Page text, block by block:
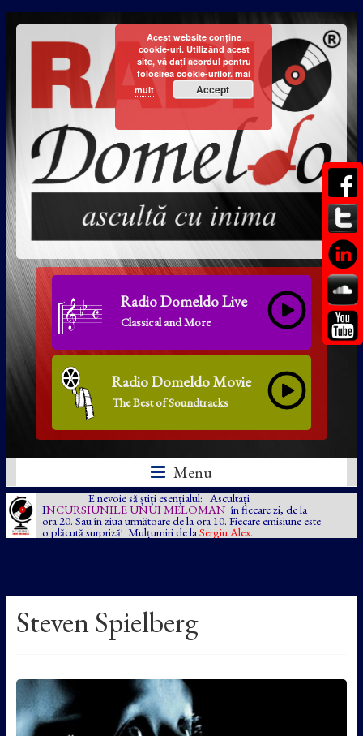
Radio Domeldo Live
Classical and More
Radio Domeldo Movie
The Best of Soundtracks
Menu
E nevoie să știți esențialul: Ascultați
INCURSIUNILE UNUI MELOMAN în fiecare zi, de la
ora 20. Sau în ziua următoare de la ora 10. Fiecare emisiune este
o plăcută surpriză! Mulțumiri de la Sergiu Alex.
Steven Spielberg
Acest website conține
cookie-uri. Utilizând acest
site, vă dați acordul pentru
folosirea cookie-urilor. mai
mult
Accept